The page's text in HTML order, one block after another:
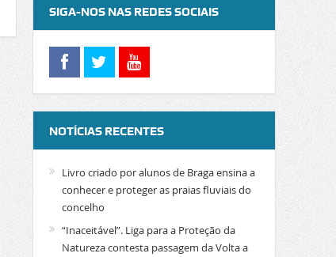
SIGA-NOS NAS REDES SOCIAIS
NOTÍCIAS RECENTES
Livro criado por alunos de Braga ensina a
conhecer e proteger as praias fluviais do
concelho
“Inaceitável”. Liga para a Proteção da
Natureza contesta passagem da Volta a